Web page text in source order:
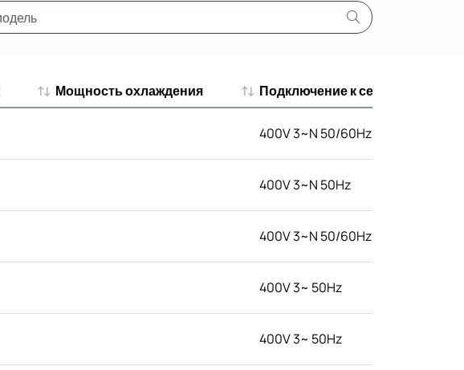
Мощность охлаждения
Подключение к сети
400V 3~N 50/60Hz
400V 3~N 50Hz
400V 3~N 50/60Hz
400V 3~ 50Hz
400V 3~ 50Hz